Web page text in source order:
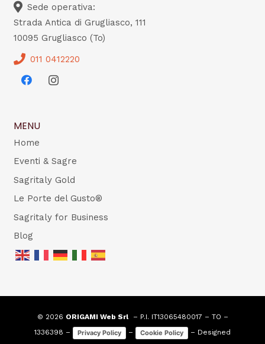
Sede operativa:
Strada Antica di Grugliasco, 111
10095 Grugliasco (To)
011 0412220
MENU
Home
Eventi & Sagre
Sagritaly Gold
Le Porte del Gusto®
Sagritaly for Business
Blog
© 2026 ORIGAMI Web Srl– P.I. IT13065480017 – TO –
1336398 –
Privacy Policy – Cookie Policy
– Designed